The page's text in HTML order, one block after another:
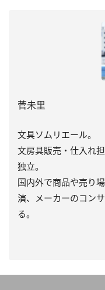
菅未里
文具ソムリエール。
文房具販売・仕入れ
独立。
国内外で商品や売り
演、メーカーのコン
る。